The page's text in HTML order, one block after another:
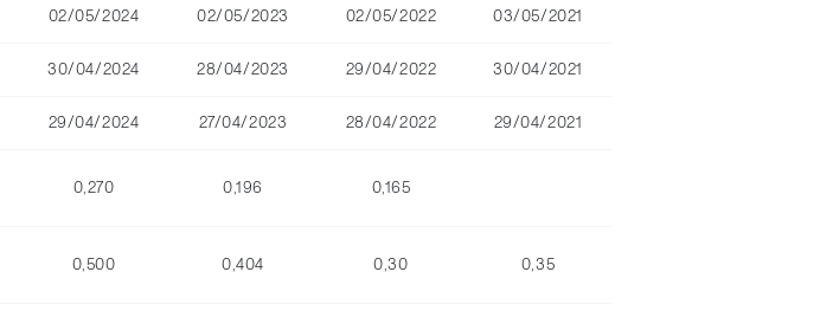
02/05/2024 02/05/2023 02/05/2022 03/05/2021
30/04/2024 28/04/2023 29/04/2022 30/04/2021
29/04/2024 27/04/2023 28/04/2022 29/04/2021
0,270 0,196 0,165
0,500 0,404 0,30 0,35